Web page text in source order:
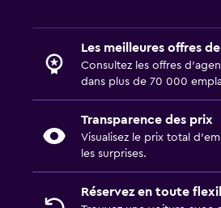
Les meilleures offres
Consultez les offres
dans plus de 70 000
Transparence des prix
Visualisez le prix total
les surprises.
Réservez en toute